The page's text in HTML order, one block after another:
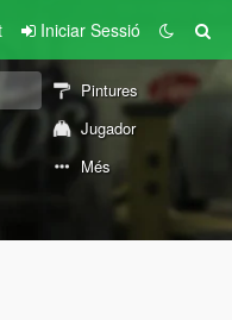
Iniciar Sessió
Pintures
Jugador
Més